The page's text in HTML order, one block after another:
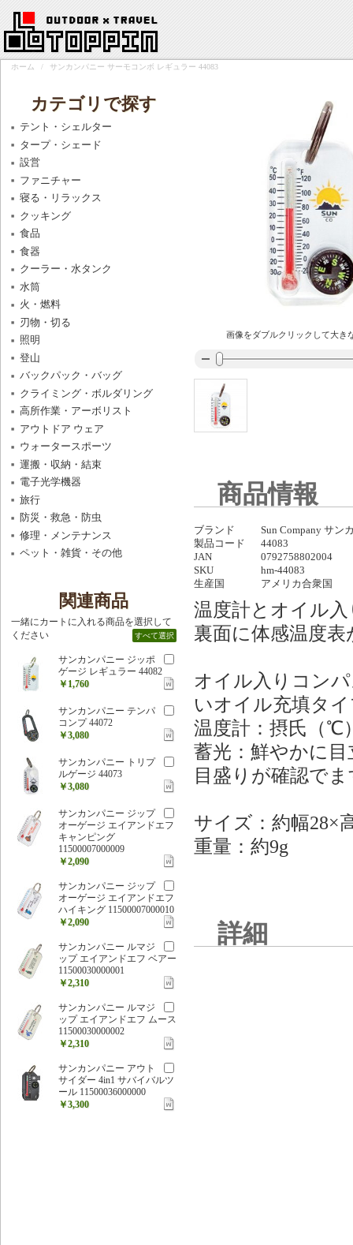
ホーム / サンカンパニー サーモコンボ レギュラー 44083
画像をダブルクリックして大き
商品情報
ブランド
Sun Company サン
製品コード
44083
JAN
0792758802004
SKU
hm-44083
生産国
アメリカ合衆国
温度計とオイル
裏面に体感温度
オイル入りコン
いオイル充填タ
温度計：摂氏（℃
蓄光：鮮やかに
目盛りが確認で
サイズ：約幅28×
重量：約9g
詳細
カテゴリで探す
テント・シェルター
タープ・シェード
設営
ファニチャー
寝る・リラックス
クッキング
食品
食器
クーラー・水タンク
水筒
火・燃料
刃物・切る
照明
登山
バックパック・バッグ
クライミング・ボルダリング
高所作業・アーボリスト
アウトドア ウェア
ウォータースポーツ
運搬・収納・結束
電子光学機器
旅行
防災・救急・防虫
修理・メンテナンス
ペット・雑貨・その他
関連商品
一緒にカートに入れる商品を選択して
ください
すべて選択
サンカンパニー ジッポ
ゲージ レギュラー 44082
￥1,760
サンカンパニー テンパ
コンプ 44072
￥3,080
サンカンパニー トリプ
ルゲージ 44073
￥3,080
サンカンパニー ジップ
オーゲージ エイアンドエフ
キャンピング
11500007000009
￥2,090
サンカンパニー ジップ
オーゲージ エイアンドエフ
ハイキング 11500007000010
￥2,090
サンカンパニー ルマジ
ップ エイアンドエフ ベアー
11500030000001
￥2,310
サンカンパニー ルマジ
ップ エイアンドエフ ムース
11500030000002
￥2,310
サンカンパニー アウト
サイダー 4in1 サバイバルツ
ール 11500036000000
￥3,300